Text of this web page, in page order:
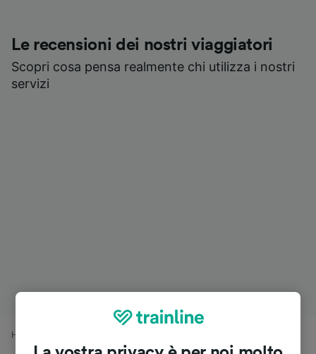
Le recensioni dei nostri viaggiatori
Scopri cosa pensa realmente chi utilizza i nostri
servizi
Home